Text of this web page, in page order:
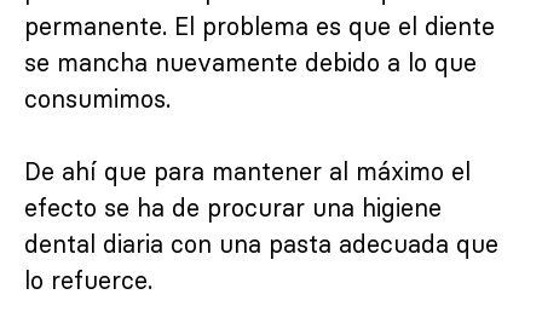
permanente. El problema es que el diente
se mancha nuevamente debido a lo que
consumimos.
De ahí que para mantener al máximo el
efecto se ha de procurar una higiene
dental diaria con una pasta adecuada que
lo refuerce.